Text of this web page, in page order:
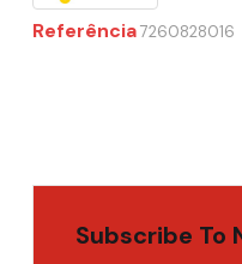
Referência7260828016
Subscribe To